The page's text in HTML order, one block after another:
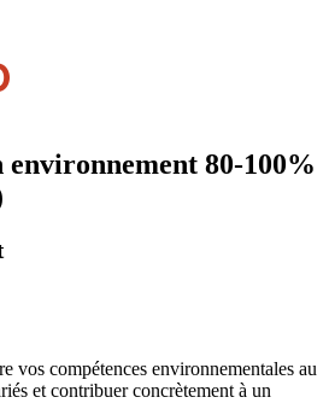
environnement 80-100%
vos compétences environnementales au
et contribuer concrètement à un